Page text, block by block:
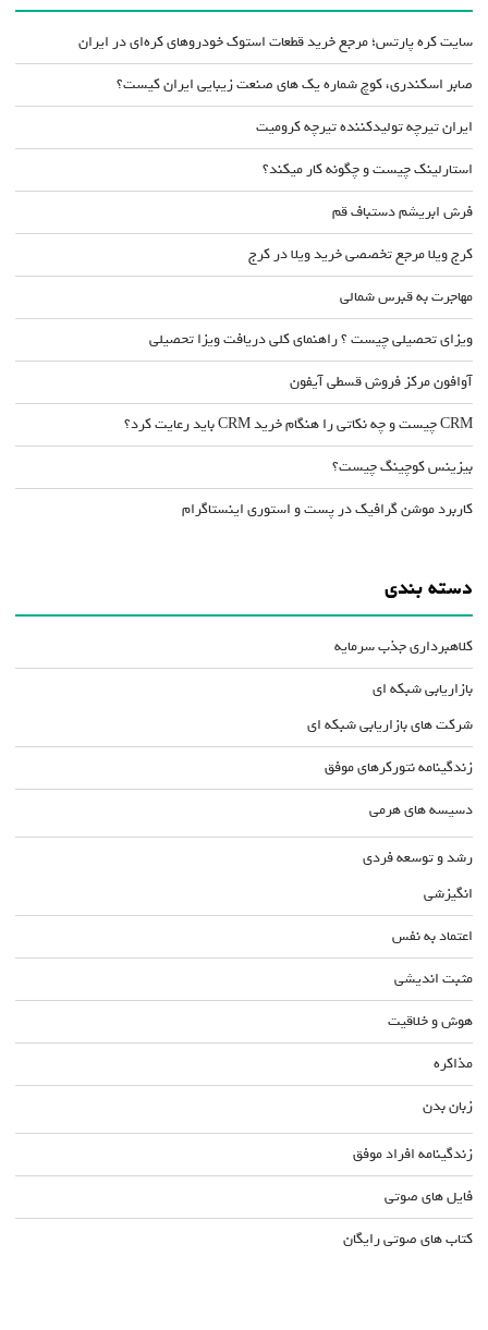
سایت کره پارتس؛ مرجع خرید قطعات استوک خودروهای کره‌ای در ایران
صابر اسکندری، کوچ شماره یک های صنعت زیبایی ایران کیست؟
ایران تیرچه تولیدکننده تیرچه کرومیت
استارلینک چیست و چگونه کار میکند؟
فرش ابریشم دستباف قم
کرج ویلا مرجع تخصصی خرید ویلا در کرج
مهاجرت به قبرس شمالی
ویزای تحصیلی چیست ؟ راهنمای کلی دریافت ویزا تحصیلی
آوافون مرکز فروش قسطی آیفون
CRM چیست و چه نکاتی را هنگام خرید CRM باید رعایت کرد؟
بیزینس کوچینگ چیست؟
کاربرد موشن گرافیک در پست و استوری اینستاگرام
دسته بندی
کلاهبرداری جذب سرمایه
بازاریابی شبکه ای
شرکت های بازاریابی شبکه ای
زندگینامه نتورکرهای موفق
دسیسه های هرمی
رشد و توسعه فردی
انگیزشی
اعتماد به نفس
مثبت اندیشی
هوش و خلاقیت
مذاکره
زبان بدن
زندگینامه افراد موفق
فایل های صوتی
کتاب های صوتی رایگان